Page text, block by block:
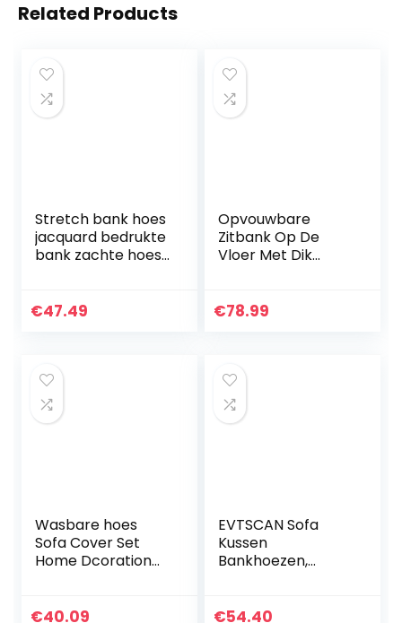
Related Products
Stretch bank hoes
jacquard bedrukte
bank zachte hoes
zacht(235-
€47.49
Opvouwbare
Zitbank Op De
Vloer Met Dik
Vloerstoel, in 5
€78.99
Wasbare hoes
Sofa Cover Set
Home Dcoration
persons”235-
€40.09
EVTSCAN Sofa
Kussen
Bankhoezen,
Stofdichte Hoes
€54.40